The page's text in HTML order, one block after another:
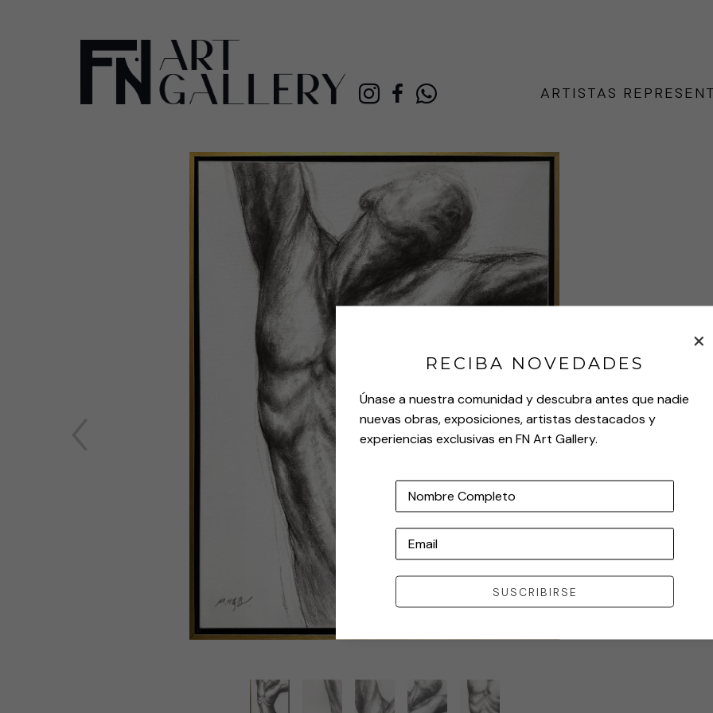
ARTISTAS
RECIBA NOVEDADES
Únase a nuestra comunidad y descubra antes que nadie
nuevas obras, exposiciones, artistas destacados y
experiencias exclusivas en FN Art Gallery.
Nombre Completo
Email
SUSCRIBIRSE